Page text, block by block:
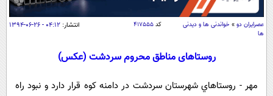
اقتصاد
حوادث
بین الملل
عصرايران دو » خواندنی ها و دیدنی
ها
کد۴۱۷۵۵۵ انتشار: ۰۴:۱۲ - ۲۶-۰۶-۱۳۹۴
روستاهای مناطق محروم سردشت (عکس)
مهر - روستاهاي شهرستان سردشت در دامنه كوه قرار دارد و نبود راه